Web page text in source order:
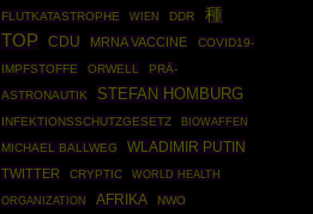
FLUTKATASTROPHE
WIEN DDR
種
TOP
CDU MRNA VACCINE
COVID19-
IMPFSTOFFE
ORWELL
PRÄ-
ASTRONAUTIK
STEFAN HOMBURG
INFEKTIONSSCHUTZGESETZ
BIOWAFFEN
MICHAEL BALLWEG
WLADIMIR PUTIN
TWITTER CRYPTIC
WORLD HEALTH
ORGANIZATION
AFRIKA
NWO